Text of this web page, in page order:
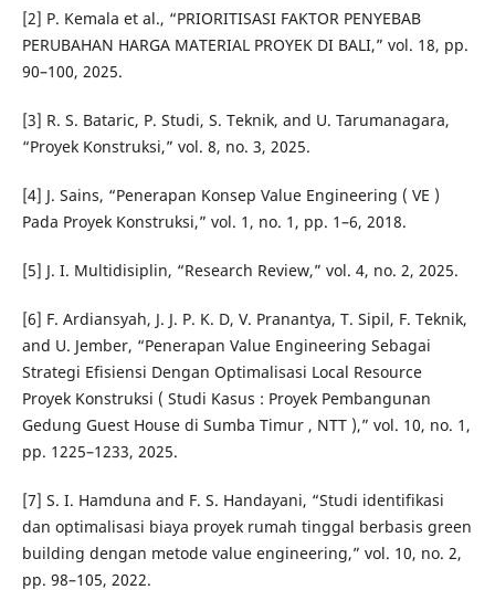
[2] P. Kemala et al., “PRIORITISASI FAKTOR PENYEBAB
PERUBAHAN HARGA MATERIAL PROYEK DI BALI,” vol. 18, pp.
90–100, 2025.
[3] R. S. Bataric, P. Studi, S. Teknik, and U. Tarumanagara,
“Proyek Konstruksi,” vol. 8, no. 3, 2025.
[4] J. Sains, “Penerapan Konsep Value Engineering ( VE )
Pada Proyek Konstruksi,” vol. 1, no. 1, pp. 1–6, 2018.
[5] J. I. Multidisiplin, “Research Review,” vol. 4, no. 2, 2025.
[6] F. Ardiansyah, J. J. P. K. D, V. Pranantya, T. Sipil, F. Teknik,
and U. Jember, “Penerapan Value Engineering Sebagai
Strategi Efisiensi Dengan Optimalisasi Local Resource
Proyek Konstruksi ( Studi Kasus : Proyek Pembangunan
Gedung Guest House di Sumba Timur , NTT ),” vol. 10, no. 1,
pp. 1225–1233, 2025.
[7] S. I. Hamduna and F. S. Handayani, “Studi identifikasi
dan optimalisasi biaya proyek rumah tinggal berbasis green
building dengan metode value engineering,” vol. 10, no. 2,
pp. 98–105, 2022.